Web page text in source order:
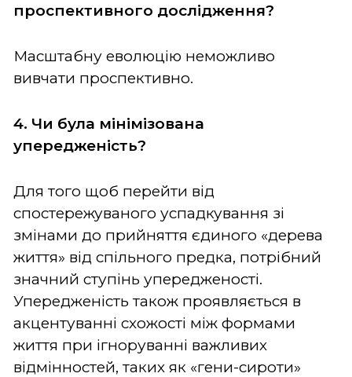
проспективного дослідження?
Масштабну еволюцію неможливо
вивчати проспективно.
4. Чи була мінімізована
упередженість?
Для того щоб перейти від
спостережуваного успадкування зі
змінами до прийняття єдиного «дерева
життя» від спільного предка, потрібний
значний ступінь упередженості.
Упередженість також проявляється в
акцентуванні схожості між формами
життя при ігноруванні важливих
відмінностей, таких як «гени-сироти»